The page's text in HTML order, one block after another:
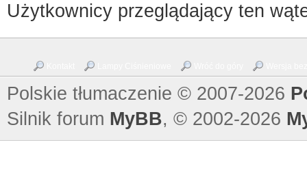
Użytkownicy przeglądający ten
Polskie tłumaczenie © 2007-2026
Silnik forum MyBB, © 2002-2026